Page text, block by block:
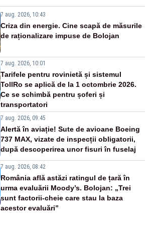
7 aug. 2026, 10:43
Criza din energie. Cine scapă de măsurile
de raționalizare impuse de Bolojan
7 aug. 2026, 10:01
Tarifele pentru rovinietă și sistemul
TollRo se aplică de la 1 octombrie 2026.
Ce se schimbă pentru șoferi și
transportatori
7 aug. 2026, 09:45
Alertă în aviație! Sute de avioane Boeing
737 MAX, vizate de inspecții obligatorii,
după descoperirea unor fisuri în fuselaj
7 aug. 2026, 08:42
România află astăzi ratingul de țară în
urma evaluării Moody’s. Bolojan: „Trei
sunt factorii-cheie care stau la baza
acestor evaluări”